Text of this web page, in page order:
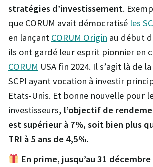
stratégies d’investissement.
que CORUM avait démocratisé les
en lançant CORUM Origin au début
ils ont gardé leur esprit pionnier en
CORUM USA fin 2024. Il s’agit là de
SCPI ayant vocation à investir
Etats-Unis. Et bonne nouvelle pour
investisseurs, l’objectif de
est supérieur à 7%, soit bien plus
TRI à 5 ans de 4,5%.
En prime, jusqu’au 31 décembre